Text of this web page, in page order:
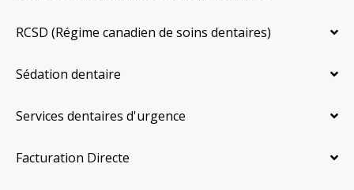
RCSD (Régime canadien de soins dentaires)
Sédation dentaire
Services dentaires d'urgence
Facturation Directe